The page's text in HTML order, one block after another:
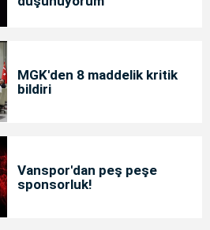
MGK'den 8 maddelik kritik
bildiri
Vanspor'dan peş peşe
sponsorluk!